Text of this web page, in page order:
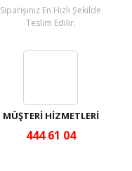
Siparişiniz En Hızlı Şekilde
Teslim Edilir.
MÜŞTERİ HİZMETLERİ
444 61 04